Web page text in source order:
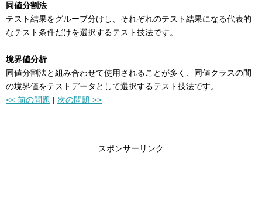
同値分割法
テスト結果をグループ分けし、それぞれのテスト結果になる代表的
なテスト条件だけを選択するテスト技法です。
境界値分析
同値分割法と組み合わせて使用されることが多く、同値クラスの間
の境界値をテストデータとして選択するテスト技法です。
<< 前の問題 | 次の問題 >>
スポンサーリンク